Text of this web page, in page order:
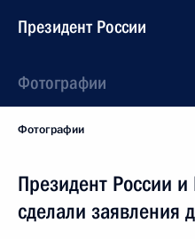
Президент России
Фотографии
Фотографии
Президент России
сделали заявления